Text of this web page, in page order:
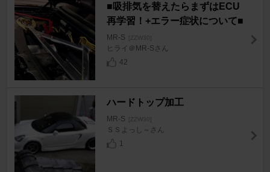
■吸排気を替えたらまずはECU
再学習！+エラー症状について■
MR-S [ZZW30]
ヒライ＠MR-Sさん
42
ハードトップ加工
MR-S [ZZW30]
ＳＳよっし～さん
1